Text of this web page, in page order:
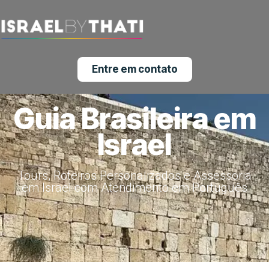
Entre em contato
Guia Brasileira em
Israel
Tours, Roteiros Personalizados e Assessoria
em Israel com Atendimento em Português